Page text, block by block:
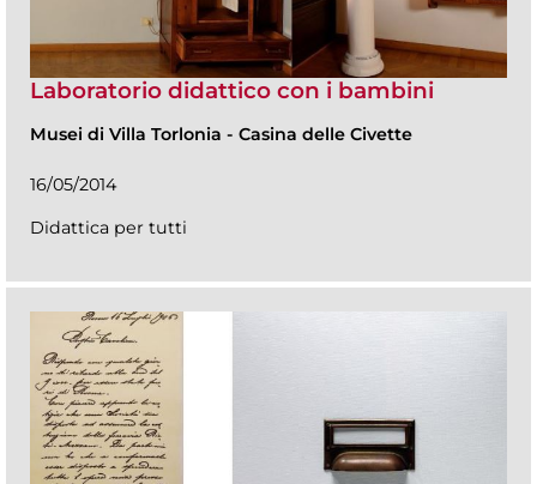
Laboratorio didattico con i bambini
Musei di Villa Torlonia - Casina delle Civette
16/05/2014
Didattica per tutti